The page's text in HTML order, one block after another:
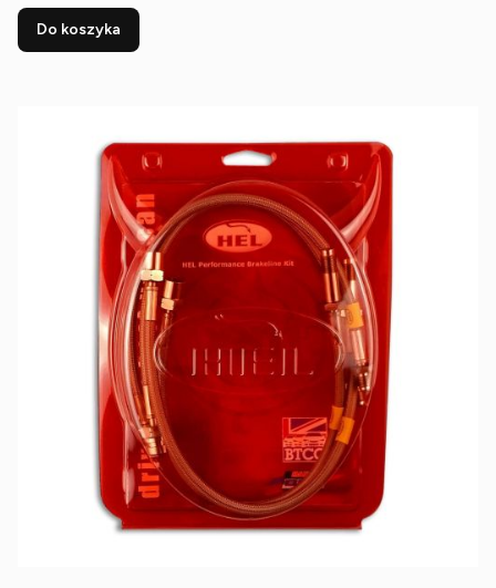
Do koszyka